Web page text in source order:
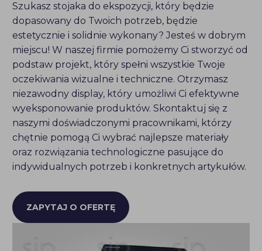
Szukasz stojaka do ekspozycji, który będzie
dopasowany do Twoich potrzeb, będzie
estetycznie i solidnie wykonany? Jesteś w dobrym
miejscu! W naszej firmie pomożemy Ci stworzyć od
podstaw projekt, który spełni wszystkie Twoje
oczekiwania wizualne i techniczne. Otrzymasz
niezawodny display, który umożliwi Ci efektywne
wyeksponowanie produktów. Skontaktuj się z
naszymi doświadczonymi pracownikami, którzy
chętnie pomogą Ci wybrać najlepsze materiały
oraz rozwiązania technologiczne pasujące do
indywidualnych potrzeb i konkretnych artykułów.
ZAPYTAJ O OFERTĘ